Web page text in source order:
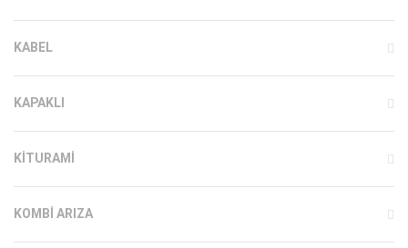
KABEL
KAPAKLI
KITURAMI
KOMBI ARIZA